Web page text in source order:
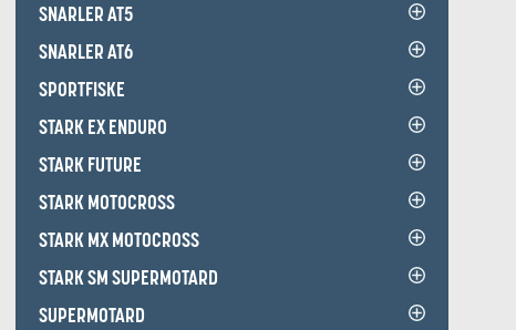
SNARLER AT5
SNARLER AT6
SPORTFISKE
STARK EX ENDURO
STARK FUTURE
STARK MOTOCROSS
STARK MX MOTOCROSS
STARK SM SUPERMOTARD
SUPERMOTARD